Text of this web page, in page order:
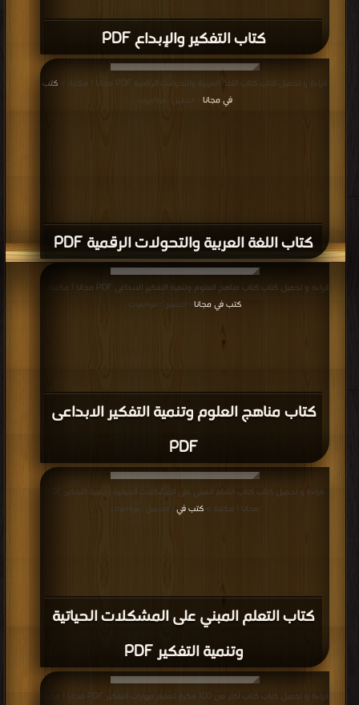
كتاب التفكير والإبداع PDF
كتاب اللغة العربية والتحولات الرقمية PDF
قراءة و تحميل كتاب كتاب اللغة العربية والتحولات الرقمية PDF مجانا | مكتبة >
كتب
في مجانا | التحميل : مرة/مرات
كتاب مناهج العلوم وتنمية التفكير الابداعى
PDF
قراءة و تحميل كتاب كتاب مناهج العلوم وتنمية التفكير الابداعى PDF مجانا | مكتبة >
كتب في مجانا | التحميل : مرة/مرات
كتاب التعلم المبني على المشكلات الحياتية
وتنمية التفكير PDF
مجانا | مكتبة >كتب في | التحميل : مرة/مرات
قراءة و تحميل كتاب كتاب أكثر من 100 فكرة لتعليم مهارات التفكير PDF مجانا | مكتبة